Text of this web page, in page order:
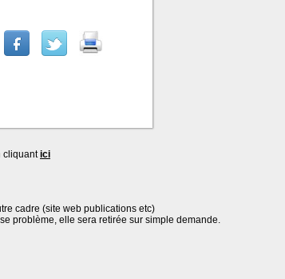
cliquantici
cadre (site web publications etc)
problème, elle sera retirée sur simple demande.